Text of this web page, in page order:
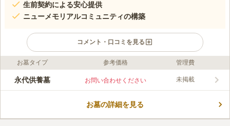
生前契約による安心提供
ニューメモリアルコミュニティの構築
コメント・口コミを見る
口コミ評価
この霊園はまだ誰からも評価されていません。
お墓タイプ 参考価格 管理費
永代供養墓 お問い合わせください 未掲載
お墓の詳細を見る